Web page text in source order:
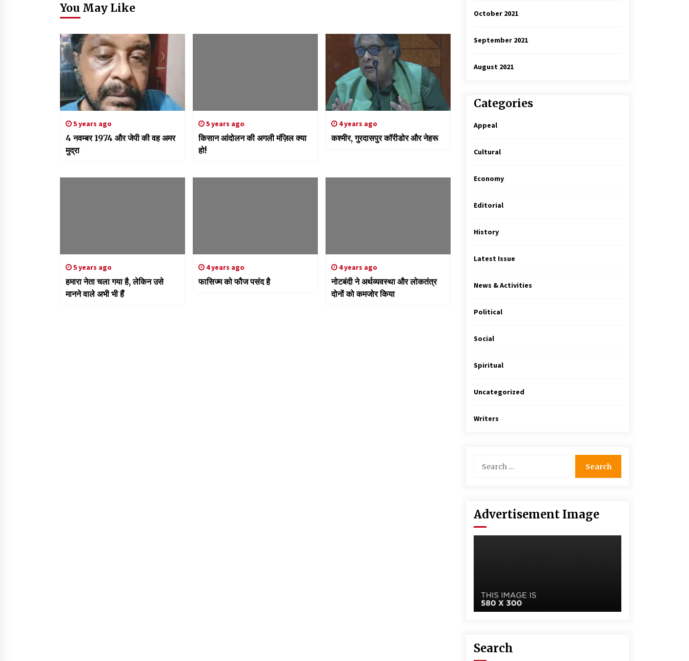
You May Like
5 years ago
4 नवम्बर 1974 और जेपी की वह अमर
मुद्रा
5 years ago
किसान आंदोलन की अगली मंज़िल क्या
हो!
4 years ago
कश्मीर, गुरदासपुर कॉरीडोर और नेहरू
5 years ago
हमारा नेता चला गया है, लेकिन उसे
मानने वाले अभी भी हैं
4 years ago
फासिज्म को फौज पसंद है
4 years ago
नोटबंदी ने अर्थव्यवस्था और लोकतंत्र
दोनों को कमजोर किया
October 2021
September 2021
August 2021
Categories
Appeal
Cultural
Economy
Editorial
History
Latest Issue
News & Activities
Political
Social
Spiritual
Uncategorized
Writers
Advertisement Image
Search